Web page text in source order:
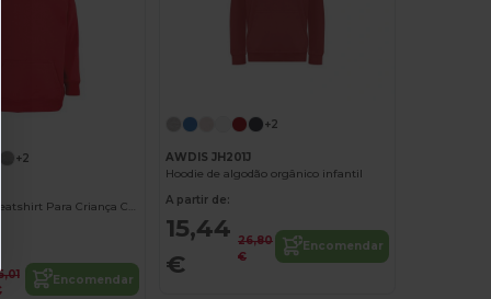
+2
Stellar Kids Sweatshirt Para Criança Com Capuz
Encomendar
+2
AWDIS JH201J
Hoodie de algodão orgânico infantil
A partir de:
15,44
€
26,80
€
Encomendar